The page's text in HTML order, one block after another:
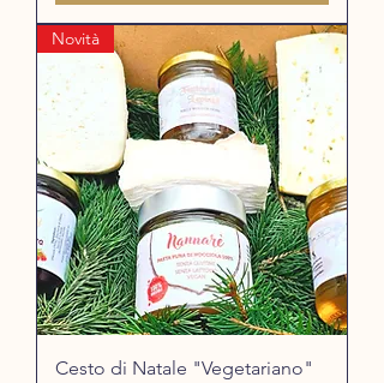
Novità
Cesto di Natale "Vegetariano"